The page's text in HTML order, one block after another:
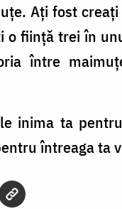
Aţi fost
o fiinţă trei în
între
inima ta
întreaga ta